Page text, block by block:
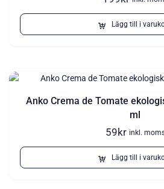
Lägg till i
Anko Crema de Tomate
ml
59kr inkl.
Lägg till i